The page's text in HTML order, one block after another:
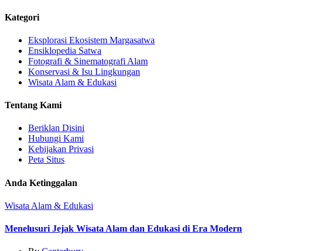
Kategori
Eksplorasi Ekosistem Margasatwa
Ensiklopedia Satwa
Fotografi & Sinematografi Alam
Konservasi & Isu Lingkungan
Wisata Alam & Edukasi
Tentang Kami
Beriklan Disini
Hubungi Kami
Kebijakan Privasi
Peta Situs
Anda Ketinggalan
Wisata Alam & Edukasi
Menelusuri Jejak Wisata Alam dan Edukasi di Era Modern